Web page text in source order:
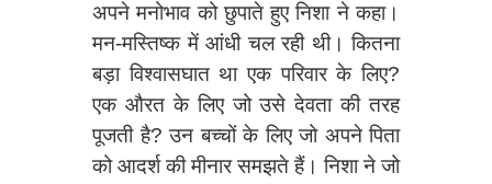
अपने मनोभाव को छुपाते हुए निशा ने कहा।
मन-मस्तिष्क में आंधी चल रही थी। कितना
बड़ा विश्‍वासघात था एक परिवार के लिए?
एक औरत के लिए जो उसे देवता की तरह
पूजती है? उन बच्चों के लिए जो अपने पिता
को आदर्श की मीनार समझते हैं। निशा ने जो